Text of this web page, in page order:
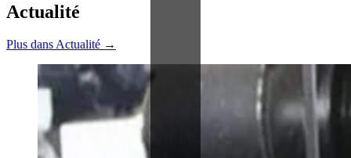
Actualité
Plus dans Actualité →